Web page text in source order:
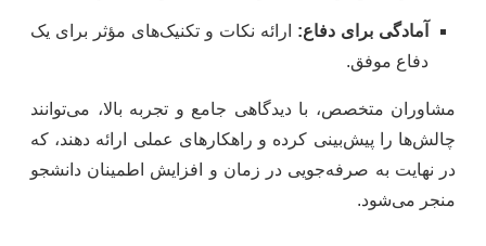
آمادگی برای دفاع: ارائه نکات و تکنیک‌های مؤثر برای یک
دفاع موفق.
مشاوران متخصص، با دیدگاهی جامع و تجربه بالا، می‌توانند
چالش‌ها را پیش‌بینی کرده و راهکارهای عملی ارائه دهند، که
در نهایت به صرفه‌جویی در زمان و افزایش اطمینان دانشجو
منجر می‌شود.